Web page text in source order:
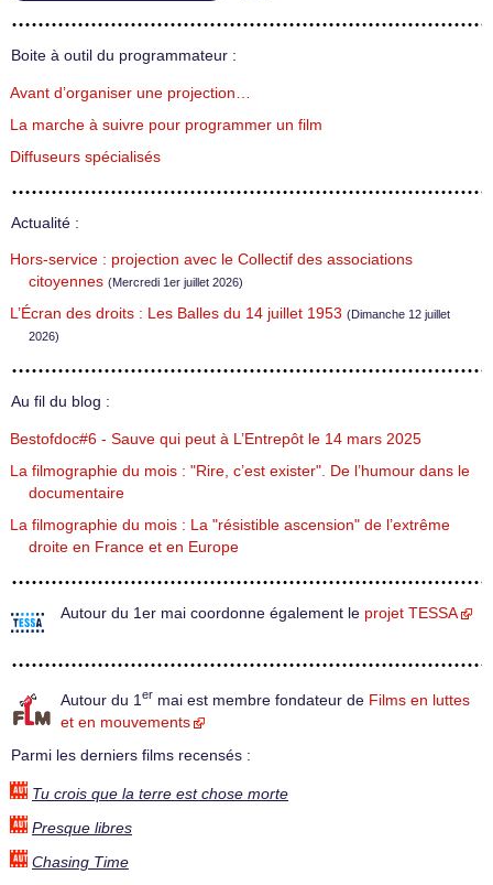
Boite à outil du programmateur :
Avant d’organiser une projection…
La marche à suivre pour programmer un film
Diffuseurs spécialisés
Actualité :
Hors-service : projection avec le Collectif des associations
citoyennes (Mercredi 1er juillet 2026)
L’Écran des droits : Les Balles du 14 juillet 1953 (Dimanche 12 juillet
2026)
Au fil du blog :
Bestofdoc#6 - Sauve qui peut à L’Entrepôt le 14 mars 2025
La filmographie du mois : "Rire, c’est exister". De l’humour dans le
documentaire
La filmographie du mois : La "résistible ascension" de l’extrême
droite en France et en Europe
Autour du 1er mai coordonne également le projet TESSA
Autour du 1 er mai est membre fondateur de Films en luttes
et en mouvements
Parmi les derniers films recensés :
Tu crois que la terre est chose morte
Presque libres
Chasing Time